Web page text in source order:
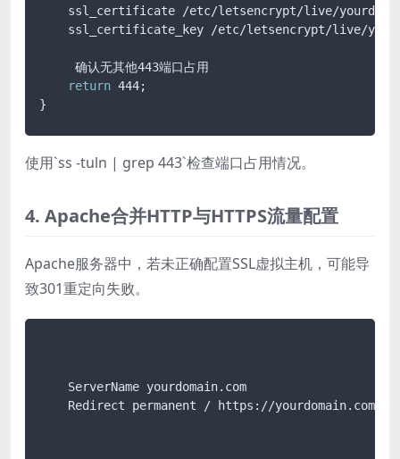
ssl_certificate /etc/letsencrypt/live/
ssl_certificate_key /etc/letsencrypt/live/
     确认无其他443端口占用
return 444;
使用`ss -tuln | grep 443`检查端口占用情况。
4. Apache合并HTTP与HTTPS流量配置
Apache服务器中，若未正确配置SSL虚拟主机，可能导
致301重定向失败。
    ServerName yourdomain.com
    Redirect permanent / https://yourdomain.com/